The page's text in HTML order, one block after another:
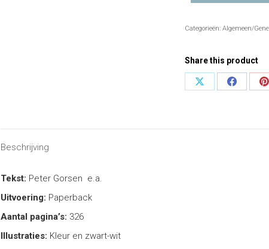
Categorieën: Algemeen/
Share this product
Share
Share
Beschrijving
Tekst: Peter Gorsen e.a.
Uitvoering: Paperback
Aantal pagina’s: 326
Illustraties: Kleur en zwart-wit